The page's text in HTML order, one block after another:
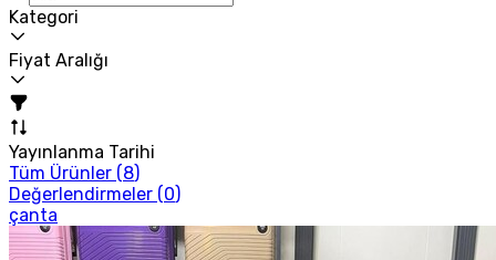
Kategori
Fiyat Aralığı
Yayınlanma Tarihi
Tüm Ürünler (8)
Değerlendirmeler (0)
çanta